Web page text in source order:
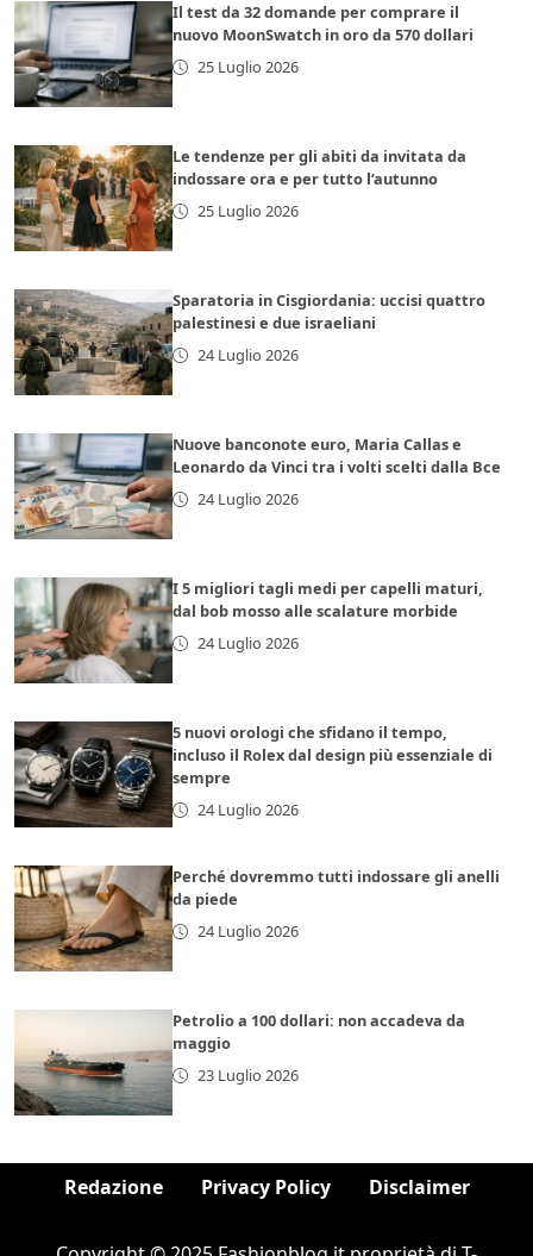
Il test da 32 domande per comprare il
nuovo MoonSwatch in oro da 570 dollari
25 Luglio 2026
Le tendenze per gli abiti da invitata da
indossare ora e per tutto l’autunno
25 Luglio 2026
Sparatoria in Cisgiordania: uccisi quattro
palestinesi e due israeliani
24 Luglio 2026
Nuove banconote euro, Maria Callas e
Leonardo da Vinci tra i volti scelti dalla Bce
24 Luglio 2026
I 5 migliori tagli medi per capelli maturi,
dal bob mosso alle scalature morbide
24 Luglio 2026
5 nuovi orologi che sfidano il tempo,
incluso il Rolex dal design più essenziale di
sempre
24 Luglio 2026
Perché dovremmo tutti indossare gli anelli
da piede
24 Luglio 2026
Petrolio a 100 dollari: non accadeva da
maggio
23 Luglio 2026
Redazione Privacy Policy Disclaimer